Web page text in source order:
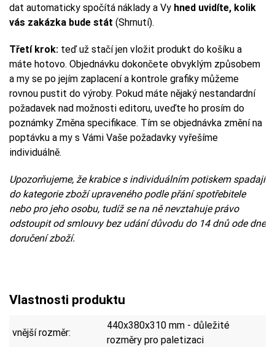
dat automaticky spočítá náklady a Vy hned uvidíte, kolik
vás zakázka bude stát (Shrnutí).
Třetí krok: teď už stačí jen vložit produkt do košíku a
máte hotovo. Objednávku dokončete obvyklým způsobem
a my se po jejím zaplacení a kontrole grafiky můžeme
rovnou pustit do výroby. Pokud máte nějaký nestandardní
požadavek nad možnosti editoru, uveďte ho prosím do
poznámky Změna specifikace. Tím se objednávka změní na
poptávku a my s Vámi Vaše požadavky vyřešíme
individuálně.
Upozorňujeme, že krabice s individuálním potiskem spadají
do kategorie zboží upraveného podle přání spotřebitele
nebo pro jeho osobu, tudíž se na ně nevztahuje právo
odstoupit od smlouvy bez udání důvodu do 14 dnů ode dne
doručení zboží.
Vlastnosti produktu
vnější rozměr:
440x380x310 mm - důležité
rozměry pro paletizaci